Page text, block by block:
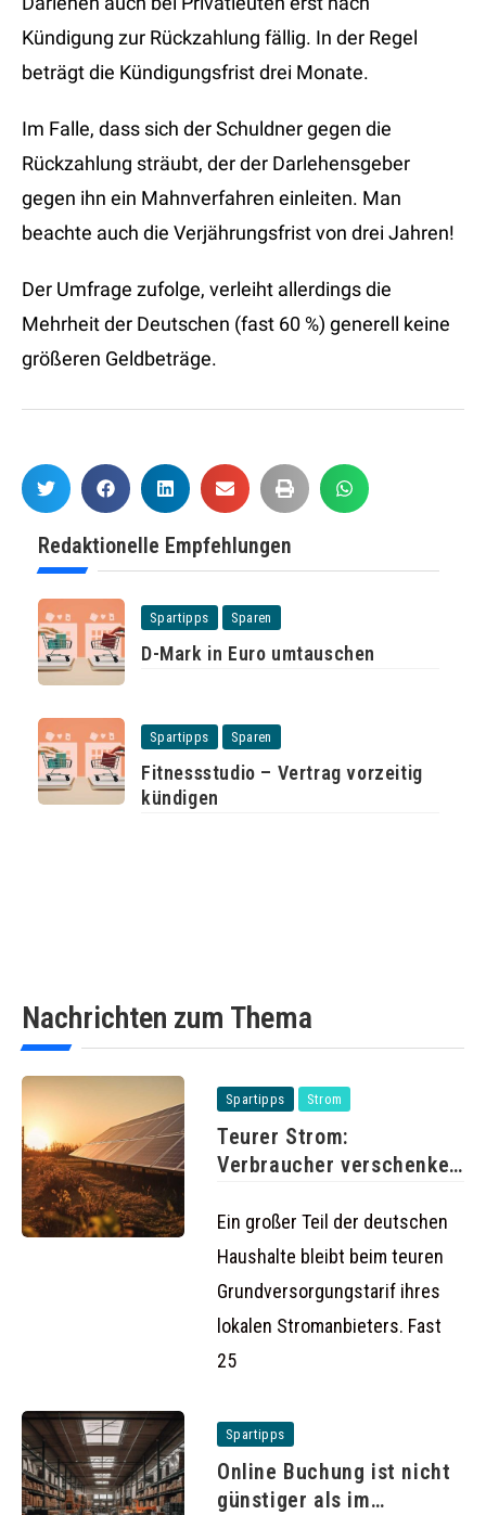
Kündigung zur Rückzahlung fällig. In der Regel
beträgt die Kündigungsfrist drei Monate.
Im Falle, dass sich der Schuldner gegen die
Rückzahlung sträubt, der der Darlehensgeber
gegen ihn ein Mahnverfahren einleiten. Man
beachte auch die Verjährungsfrist von drei Jahren!
Der Umfrage zufolge, verleiht allerdings die
Mehrheit der Deutschen (fast 60 %) generell keine
größeren Geldbeträge.
Redaktionelle Empfehlungen
Spartipps Sparen
D-Mark in Euro umtauschen
Spartipps Sparen
Fitnessstudio – Vertrag vorzeitig
kündigen
Nachrichten zum Thema
Spartipps Strom
Teurer Strom:
Verbraucher verschenken
Grundversorgung
Ein großer Teil der deutschen
Haushalte bleibt beim teuren
Grundversorgungstarif ihres
lokalen Stromanbieters. Fast
25
Spartipps
Online Buchung ist nicht
günstiger als im